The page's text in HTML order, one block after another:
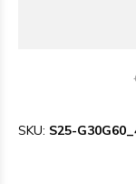
SKU: S25-